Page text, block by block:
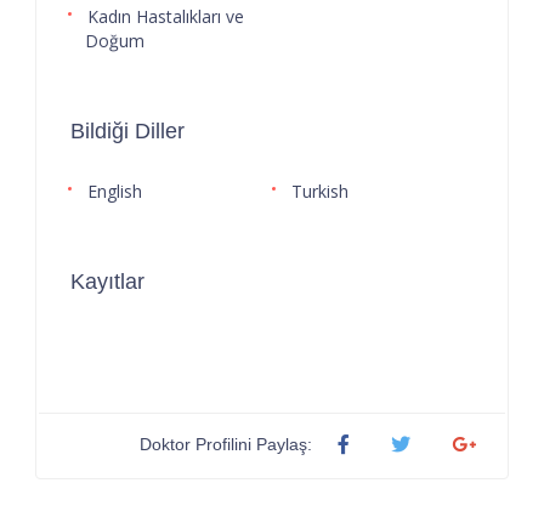
Kadın Hastalıkları ve
Doğum
Bildiği Diller
English Turkish
Kayıtlar
Doktor Profilini Paylaş: